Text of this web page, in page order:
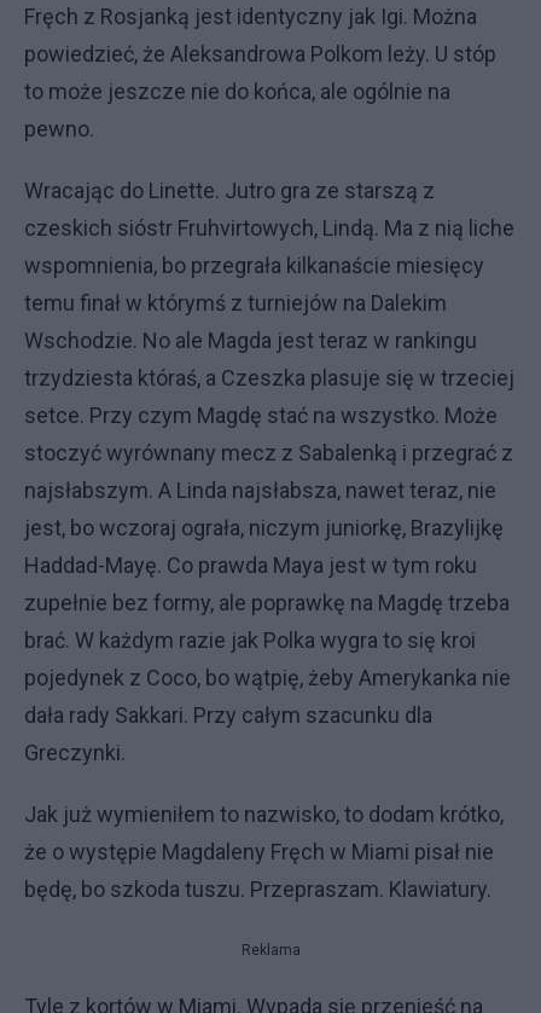
Fręch z Rosjanką jest identyczny jak Igi. Można
powiedzieć, że Aleksandrowa Polkom leży. U stóp
to może jeszcze nie do końca, ale ogólnie na
pewno.
Wracając do Linette. Jutro gra ze starszą z
czeskich sióstr Fruhvirtowych, Lindą. Ma z nią liche
wspomnienia, bo przegrała kilkanaście miesięcy
temu finał w którymś z turniejów na Dalekim
Wschodzie. No ale Magda jest teraz w rankingu
trzydziesta któraś, a Czeszka plasuje się w trzeciej
setce. Przy czym Magdę stać na wszystko. Może
stoczyć wyrównany mecz z Sabalenką i przegrać z
najsłabszym. A Linda najsłabsza, nawet teraz, nie
jest, bo wczoraj ograła, niczym juniorkę, Brazylijkę
Haddad-Mayę. Co prawda Maya jest w tym roku
zupełnie bez formy, ale poprawkę na Magdę trzeba
brać. W każdym razie jak Polka wygra to się kroi
pojedynek z Coco, bo wątpię, żeby Amerykanka nie
dała rady Sakkari. Przy całym szacunku dla
Greczynki.
Jak już wymieniłem to nazwisko, to dodam krótko,
że o występie Magdaleny Fręch w Miami pisał nie
będę, bo szkoda tuszu. Przepraszam. Klawiatury.
Reklama
Tyle z kortów w Miami. Wypada się przenieść na